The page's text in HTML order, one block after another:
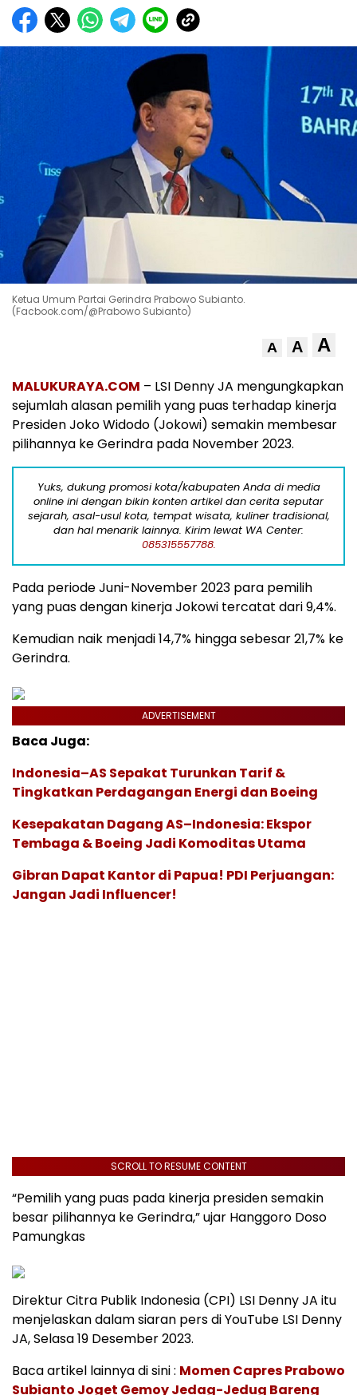
Ketua Umum Partai Gerindra Prabowo Subianto.
(Facbook.com/@Prabowo Subianto)
A A A
MALUKURAYA.COM – LSI Denny JA mengungkapkan
sejumlah alasan pemilih yang puas terhadap kinerja
Presiden Joko Widodo (Jokowi) semakin membesar
pilihannya ke Gerindra pada November 2023.
Yuks, dukung promosi kota/kabupaten Anda di media
online ini dengan bikin konten artikel dan cerita seputar
sejarah, asal-usul kota, tempat wisata, kuliner tradisional,
dan hal menarik lainnya. Kirim lewat WA Center:
085315557788.
Pada periode Juni-November 2023 para pemilih
yang puas dengan kinerja Jokowi tercatat dari 9,4%.
Kemudian naik menjadi 14,7% hingga sebesar 21,7% ke
Gerindra.
ADVERTISEMENT
Baca Juga:
Indonesia–AS Sepakat Turunkan Tarif &
Tingkatkan Perdagangan Energi dan Boeing
Kesepakatan Dagang AS–Indonesia: Ekspor
Tembaga & Boeing Jadi Komoditas Utama
Gibran Dapat Kantor di Papua! PDI Perjuangan:
Jangan Jadi Influencer!
SCROLL TO RESUME CONTENT
“Pemilih yang puas pada kinerja presiden semakin
besar pilihannya ke Gerindra,” ujar Hanggoro Doso
Pamungkas
Direktur Citra Publik Indonesia (CPI) LSI Denny JA itu
menjelaskan dalam siaran pers di YouTube LSI Denny
JA, Selasa 19 Desember 2023.
Baca artikel lainnya di sini : Momen Capres Prabowo
Subianto Joget Gemoy Jedag-Jedug Bareng